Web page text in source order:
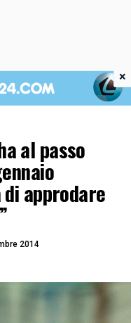
al passo
approdare
2014
×